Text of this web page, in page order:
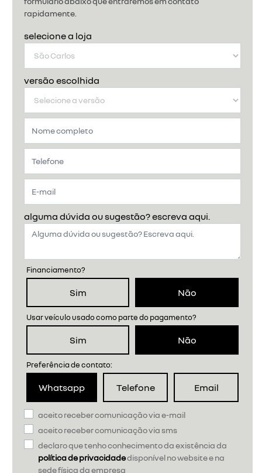
rapidamente.
selecione a loja
versão escolhida
alguma dúvida ou sugestão? escreva aqui.
Financiamento?
Sim Não
Usar veículo usado como parte do pagamento?
Sim Não
Preferência de contato:
Whatsapp Telefone Email
aceito receber comunicação via e-mail
aceito receber comunicação via sms
declaro que tenho conhecimento da existência da
política de privacidadedisponível no website e na
sede física da empresa